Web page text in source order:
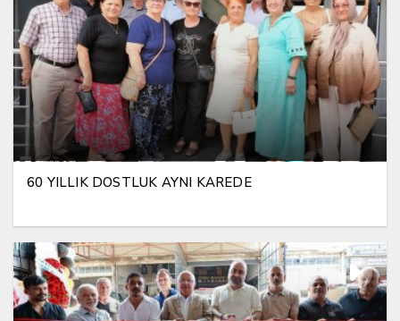
60 YILLIK DOSTLUK AYNI KAREDE